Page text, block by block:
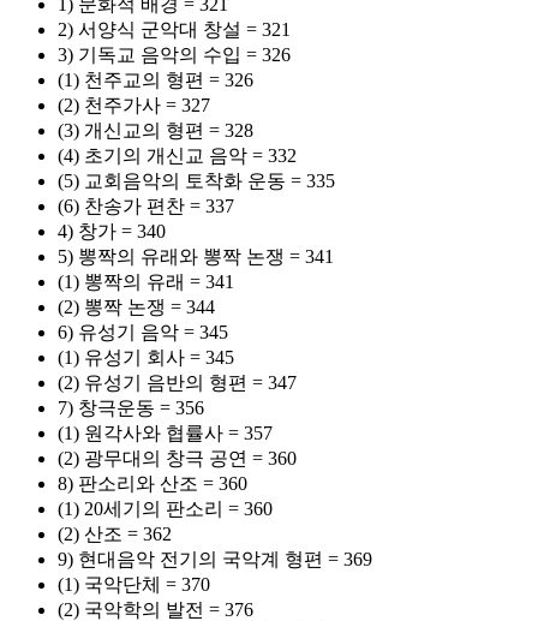
1) 문화적 배경 = 321
2) 서양식 군악대 창설 = 321
3) 기독교 음악의 수입 = 326
(1) 천주교의 형편 = 326
(2) 천주가사 = 327
(3) 개신교의 형편 = 328
(4) 초기의 개신교 음악 = 332
(5) 교회음악의 토착화 운동 = 335
(6) 찬송가 편찬 = 337
4) 창가 = 340
5) 뽕짝의 유래와 뽕짝 논쟁 = 341
(1) 뽕짝의 유래 = 341
(2) 뽕짝 논쟁 = 344
6) 유성기 음악 = 345
(1) 유성기 회사 = 345
(2) 유성기 음반의 형편 = 347
7) 창극운동 = 356
(1) 원각사와 협률사 = 357
(2) 광무대의 창극 공연 = 360
8) 판소리와 산조 = 360
(1) 20세기의 판소리 = 360
(2) 산조 = 362
9) 현대음악 전기의 국악계 형편 = 369
(1) 국악단체 = 370
(2) 국악학의 발전 = 376